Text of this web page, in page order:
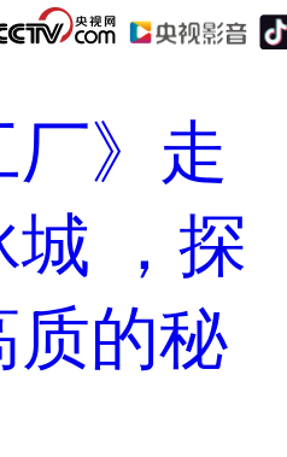
厂》走
城 ，探
质的秘